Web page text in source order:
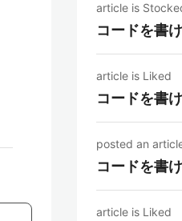
article is
コードを書
article is Liked
コードを書
posted an
コードを書
article is Liked